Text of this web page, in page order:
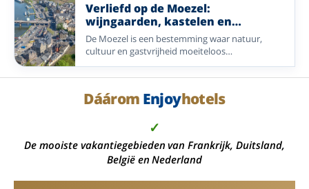
Verliefd op de Moezel:
wijngaarden, kastelen en
vakwerkdorpjes
De Moezel is een bestemming waar natuur,
cultuur en gastvrijheid moeiteloos
samenkomen. Langs de kronkelende rivier vindt
u uitgestrekte wijngaarden, indrukwekkende
uitnodigen om op uw gemak te ontdekken.
geniet van een terrasje met uitzicht of proef een
glas lokale wijn. Vanuit een comfortabel
Enjoyhotel beleeft u de charme van de Moezel,
terwijl u onbezorgd geniet van een compleet
Dáárom Enjoyhotels
✓
De mooiste vakantiegebieden van Frankrijk, Duitsland,
België en Nederland